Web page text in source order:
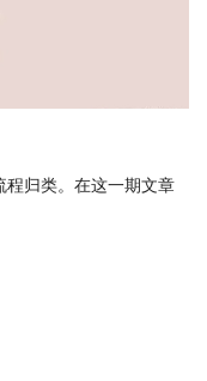
归类。在这一期文章